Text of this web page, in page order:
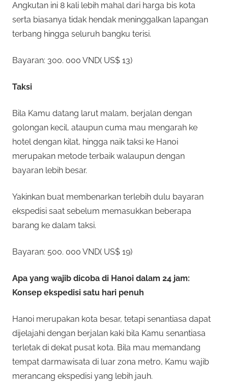
Angkutan ini 8 kali lebih mahal dari harga bis kota
serta biasanya tidak hendak meninggalkan lapangan
terbang hingga seluruh bangku terisi.
Bayaran: 300. 000 VND( US$ 13)
Taksi
Bila Kamu datang larut malam, berjalan dengan
golongan kecil, ataupun cuma mau mengarah ke
hotel dengan kilat, hingga naik taksi ke Hanoi
merupakan metode terbaik walaupun dengan
bayaran lebih besar.
Yakinkan buat membenarkan terlebih dulu bayaran
ekspedisi saat sebelum memasukkan beberapa
barang ke dalam taksi.
Bayaran: 500. 000 VND( US$ 19)
Apa yang wajib dicoba di Hanoi dalam 24 jam:
Konsep ekspedisi satu hari penuh
Hanoi merupakan kota besar, tetapi senantiasa dapat
dijelajahi dengan berjalan kaki bila Kamu senantiasa
terletak di dekat pusat kota. Bila mau memandang
tempat darmawisata di luar zona metro, Kamu wajib
merancang ekspedisi yang lebih jauh.